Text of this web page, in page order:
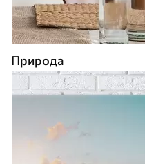
Природа